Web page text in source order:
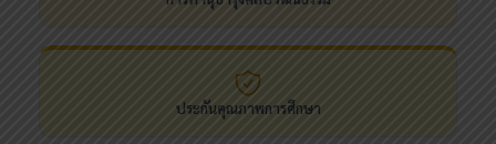
ประกันคุณภาพการศึกษา